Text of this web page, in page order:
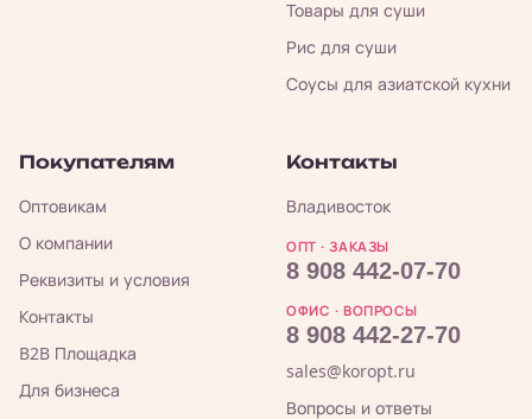
Товары для суши
Рис для суши
Соусы для азиатской кухни
Покупателям
Оптовикам
О компании
Реквизиты и условия
Контакты
B2B Площадка
Для бизнеса
Контакты
Владивосток
ОПТ · ЗАКАЗЫ
8 908 442-07-70
ОФИС · ВОПРОСЫ
8 908 442-27-70
sales@koropt.ru
Вопросы и ответы